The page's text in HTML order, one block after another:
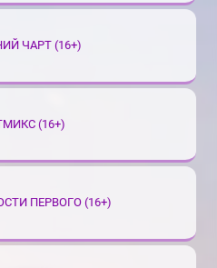
ЧАРТ (16+)
(16+)
ПЕРВОГО (16+)